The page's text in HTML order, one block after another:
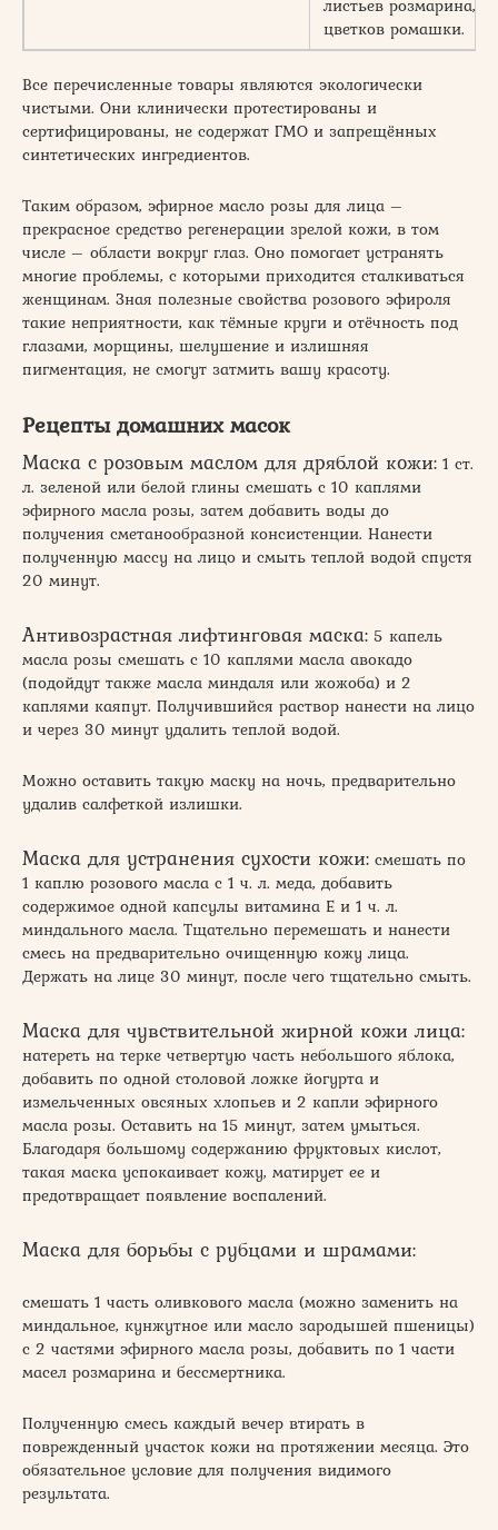
листьев розмарина,
цветков ромашки.
Все перечисленные товары являются экологически
чистыми. Они клинически протестированы и
сертифицированы, не содержат ГМО и запрещённых
синтетических ингредиентов.
Таким образом, эфирное масло розы для лица –
прекрасное средство регенерации зрелой кожи, в том
числе – области вокруг глаз. Оно помогает устранять
многие проблемы, с которыми приходится сталкиваться
женщинам. Зная полезные свойства розового эфироля
такие неприятности, как тёмные круги и отёчность под
глазами, морщины, шелушение и излишняя
пигментация, не смогут затмить вашу красоту.
Рецепты домашних масок
Маска с розовым маслом для дряблой кожи: 1 ст.
л. зеленой или белой глины смешать с 10 каплями
эфирного масла розы, затем добавить воды до
получения сметанообразной консистенции. Нанести
полученную массу на лицо и смыть теплой водой спустя
20 минут.
Антивозрастная лифтинговая маска: 5 капель
масла розы смешать с 10 каплями масла авокадо
(подойдут также масла миндаля или жожоба) и 2
каплями каяпут. Получившийся раствор нанести на лицо
и через 30 минут удалить теплой водой.
Можно оставить такую маску на ночь, предварительно
удалив салфеткой излишки.
Маска для устранения сухости кожи: смешать по
1 каплю розового масла с 1 ч. л. меда, добавить
содержимое одной капсулы витамина Е и 1 ч. л.
миндального масла. Тщательно перемешать и нанести
смесь на предварительно очищенную кожу лица.
Держать на лице 30 минут, после чего тщательно смыть.
Маска для чувствительной жирной кожи лица:
натереть на терке четвертую часть небольшого яблока,
добавить по одной столовой ложке йогурта и
измельченных овсяных хлопьев и 2 капли эфирного
масла розы. Оставить на 15 минут, затем умыться.
Благодаря большому содержанию фруктовых кислот,
такая маска успокаивает кожу, матирует ее и
предотвращает появление воспалений.
Маска для борьбы с рубцами и шрамами:
смешать 1 часть оливкового масла (можно заменить на
миндальное, кунжутное или масло зародышей пшеницы)
с 2 частями эфирного масла розы, добавить по 1 части
масел розмарина и бессмертника.
Полученную смесь каждый вечер втирать в
поврежденный участок кожи на протяжении месяца. Это
обязательное условие для получения видимого
результата.